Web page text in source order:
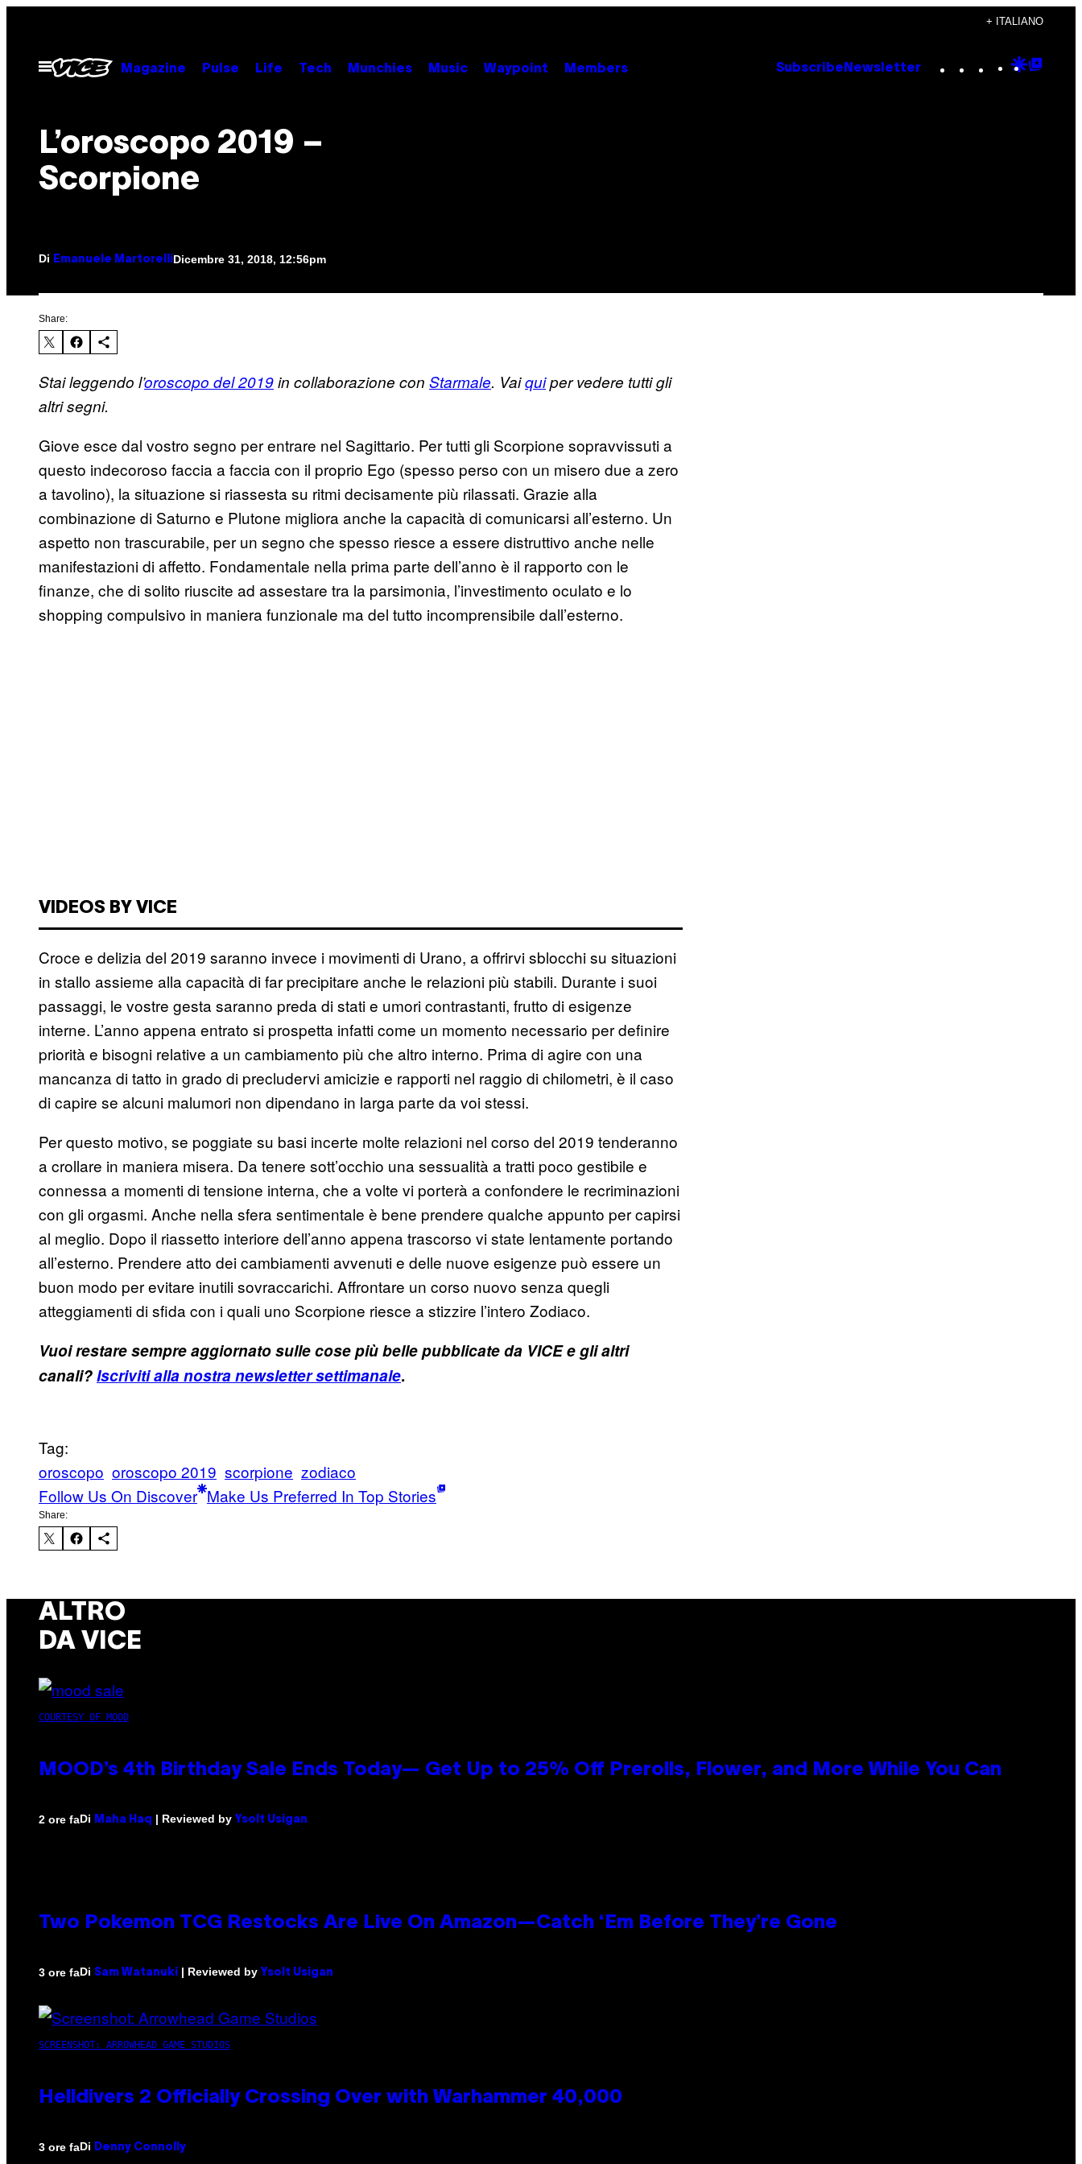
contenuto
+ ITALIANO
Apri
Magazine Pulse Life Tech Munchies Music Waypoint Members Subscribe Newsletter Instagram
TikTok
YouTube
Google
L’oroscopo 2019 –
Scorpione
Di Emanuele Martorelli Dicembre 31, 2018, 12:56pm
Share:
Stai leggendo l’oroscopo del 2019in collaborazione con Starmale. Vaiquiper vedere tutti gli
altri segni.
Giove esce dal vostro segno per entrare nel Sagittario. Per tutti gli Scorpione sopravvissuti a
questo indecoroso faccia a faccia con il proprio Ego (spesso perso con un misero due a zero
a tavolino), la situazione si riassesta su ritmi decisamente più rilassati. Grazie alla
combinazione di Saturno e Plutone migliora anche la capacità di comunicarsi all’esterno. Un
aspetto non trascurabile, per un segno che spesso riesce a essere distruttivo anche nelle
manifestazioni di affetto. Fondamentale nella prima parte dell’anno è il rapporto con le
finanze, che di solito riuscite ad assestare tra la parsimonia, l’investimento oculato e lo
shopping compulsivo in maniera funzionale ma del tutto incomprensibile dall’esterno.
VIDEOS BY VICE
Croce e delizia del 2019 saranno invece i movimenti di Urano, a offrirvi sblocchi su situazioni
in stallo assieme alla capacità di far precipitare anche le relazioni più stabili. Durante i suoi
passaggi, le vostre gesta saranno preda di stati e umori contrastanti, frutto di esigenze
interne. L’anno appena entrato si prospetta infatti come un momento necessario per definire
priorità e bisogni relative a un cambiamento più che altro interno. Prima di agire con una
mancanza di tatto in grado di precludervi amicizie e rapporti nel raggio di chilometri, è il caso
di capire se alcuni malumori non dipendano in larga parte da voi stessi.
Per questo motivo, se poggiate su basi incerte molte relazioni nel corso del 2019 tenderanno
a crollare in maniera misera. Da tenere sott’occhio una sessualità a tratti poco gestibile e
connessa a momenti di tensione interna, che a volte vi porterà a confondere le recriminazioni
con gli orgasmi. Anche nella sfera sentimentale è bene prendere qualche appunto per capirsi
al meglio. Dopo il riassetto interiore dell’anno appena trascorso vi state lentamente portando
all’esterno. Prendere atto dei cambiamenti avvenuti e delle nuove esigenze può essere un
buon modo per evitare inutili sovraccarichi. Affrontare un corso nuovo senza quegli
atteggiamenti di sfida con i quali uno Scorpione riesce a stizzire l’intero Zodiaco.
Vuoi restare sempre aggiornato sulle cose più belle pubblicate da VICE e gli altri
canali?Iscriviti alla nostra newsletter settimanale.
Tag:
oroscopo oroscopo 2019 scorpione zodiaco
Follow Us On Discover Make Us Preferred In Top Stories
Share:
ALTRO
DA VICE
COURTESY OF MOOD
MOOD’s 4th Birthday Sale Ends Today— Get Up to 25% Off Prerolls, Flower, and More While You Can
2 ore faDi Maha Haq | Reviewed by Ysolt Usigan
Two Pokemon TCG Restocks Are Live On Amazon—Catch ‘Em Before They’re Gone
3 ore faDi Sam Watanuki | Reviewed by Ysolt Usigan
SCREENSHOT: ARROWHEAD GAME STUDIOS
Helldivers 2 Officially Crossing Over with Warhammer 40,000
3 ore faDi Denny Connolly